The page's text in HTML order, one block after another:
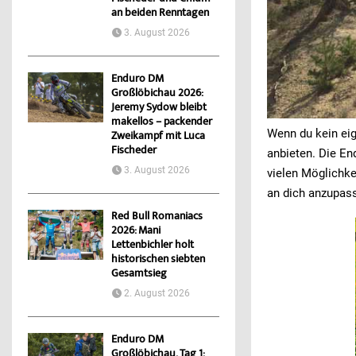
Wenn du kein
anbieten. Die
vielen
an dich
Werbung
Werbung
an beiden Renntagen
3. August 2026
Enduro DM
Großlöbichau 2026:
Jeremy Sydow bleibt
makellos – packender
Zweikampf mit Luca
Fischeder
3. August 2026
Red Bull Romaniacs
2026: Mani
Lettenbichler holt
historischen siebten
Gesamtsieg
2. August 2026
Enduro DM